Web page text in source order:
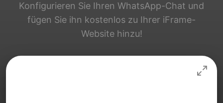
Konfigurieren Sie Ihren WhatsApp-Chat und
fügen Sie ihn kostenlos zu Ihrer iFrame-
Website hinzu!